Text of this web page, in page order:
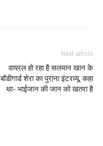
Next article
वायरल हो रहा है सलमान खान के
बॉडीगार्ड शेरा का पुराना इंटरव्यू, कहा
था- भाईजान की जान को खतरा है